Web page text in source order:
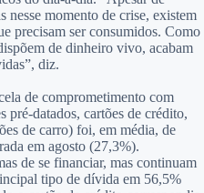
nesse momento de crise, existem
precisam ser consumidos. Como
de dinheiro vivo, acabam
diz.
de comprometimento com
pré-datados, cartões de crédito,
de carro) foi, em média, de
em agosto (27,3%).
de se financiar, mas continuam
tipo de dívida em 56,5%